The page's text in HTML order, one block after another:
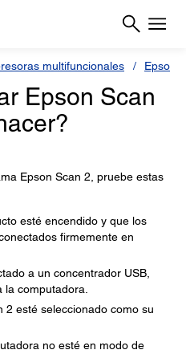
multifuncionales Epson L
Epson Scan
Epson Scan 2, pruebe estas
esté encendido y que los
firmemente en
a un concentrador USB,
computadora.
2 esté seleccionado como su
no esté en modo de